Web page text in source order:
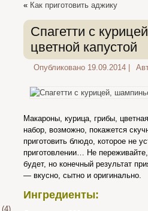
(4)
« Как приготовить аджику
Спагетти с
цветной капустой
Опубликовано 19.09.2014
Макароны, курица, грибы,
набор, возможно, покажется
приготовить блюдо, которое не
приготовлении… Не
будет, но конечный результат
— вкусно, сытно и оригинально.
Ингредиенты: